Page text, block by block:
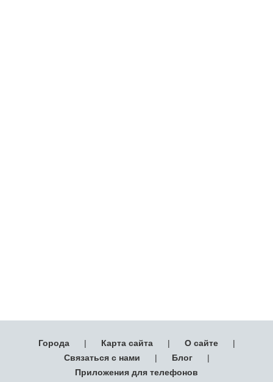
Города | Карта сайта | О сайте
|
Связаться с нами
| Блог
|
Приложения для телефонов